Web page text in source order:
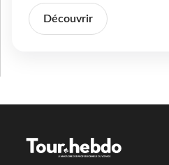
Découvrir